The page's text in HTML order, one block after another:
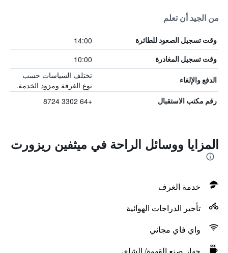
من الجيد أن تعلم
وقت تسجيل الصعود للطائرة 14:00
وقت تسجيل المغادرة 10:00
الدفع والإلغاء
تختلف السياسات حسب
نوع الغرفة ومزود الخدمة.
رقم مكتب الاستقبال +64 3302 8724
المزايا ووسائل الراحة في ميثفين ريزورت
خدمة الغرف
تأجير الدراجات الهوائية
واي فاي مجاني